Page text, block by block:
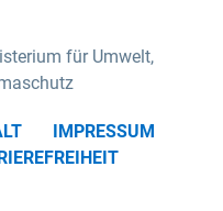
für Umwelt,
IMPRESSUM